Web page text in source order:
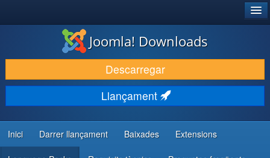
DESCARREGA & AMPLIA
DESCOBRIR & APRENDRE
COMUNITAT & SUPORT
RECURSOS PER DESENVOLUPADORS/ES
Joomla! Downloads
Descarregar
Llançament
Inici Darrer llançament Baixades Extensions